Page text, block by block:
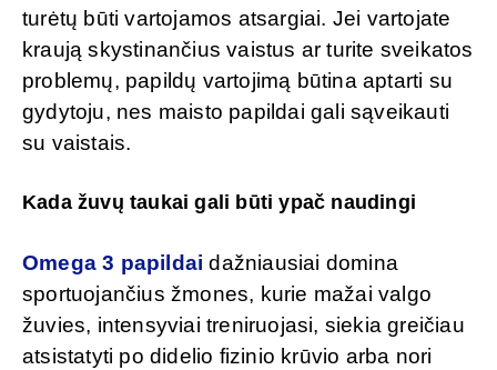
turėtų būti vartojamos atsargiai. Jei vartojate
kraują skystinančius vaistus ar turite sveikatos
problemų, papildų vartojimą būtina aptarti su
gydytoju, nes maisto papildai gali sąveikauti
su vaistais.
Kada žuvų taukai gali būti ypač naudingi
Omega 3 papildai dažniausiai domina
sportuojančius žmones, kurie mažai valgo
žuvies, intensyviai treniruojasi, siekia greičiau
atsistatyti po didelio fizinio krūvio arba nori